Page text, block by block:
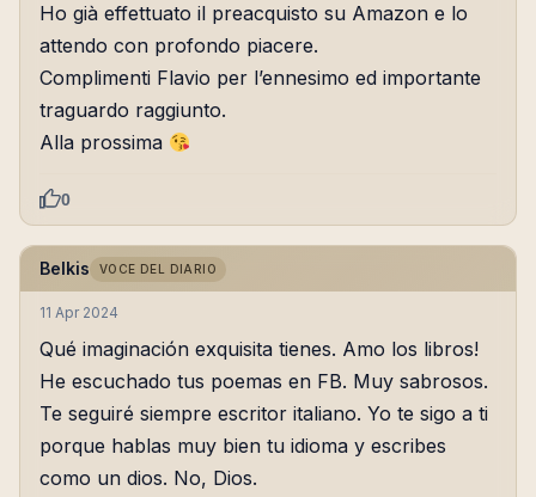
Ho già effettuato il preacquisto su Amazon e lo
attendo con profondo piacere.
Complimenti Flavio per l’ennesimo ed importante
traguardo raggiunto.
Alla prossima
0
Belkis VOCE DEL DIARIO
11 Apr 2024
Qué imaginación exquisita tienes. Amo los libros!
He escuchado tus poemas en FB. Muy sabrosos.
Te seguiré siempre escritor italiano. Yo te sigo a ti
porque hablas muy bien tu idioma y escribes
como un dios. No, Dios.